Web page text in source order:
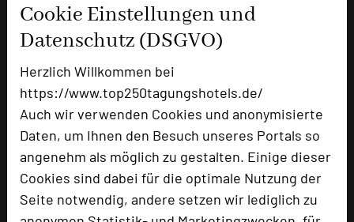
Cookie Einstellungen und
Datenschutz (DSGVO)
Herzlich Willkommen bei
https://www.top250tagungshotels.de/
Auch wir verwenden Cookies und anonymisierte
Daten, um Ihnen den Besuch unseres Portals so
angenehm als möglich zu gestalten. Einige dieser
Cookies sind dabei für die optimale Nutzung der
Seite notwendig, andere setzen wir lediglich zu
NaturKulturHotel Stumpf